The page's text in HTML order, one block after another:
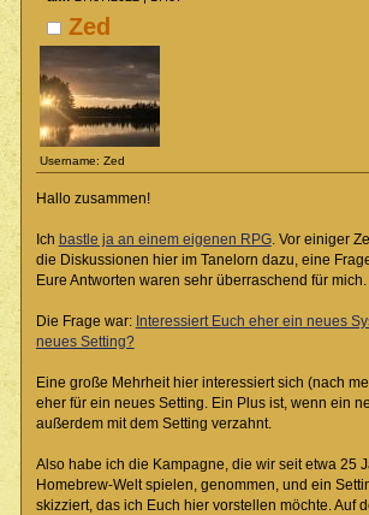
Zed
Username: Zed
Hallo zusammen!
Ich bastle ja an einem eigenen RPG. Vor einiger
die Diskussionen hier im Tanelorn dazu, eine
Eure Antworten waren sehr überraschend für mich.
Die Frage war: Interessiert Euch eher ein neues
neues Setting?
Eine große Mehrheit hier interessiert sich (nach
eher für ein neues Setting. Ein Plus ist, wenn ein
außerdem mit dem Setting verzahnt.
Also habe ich die Kampagne, die wir seit etwa 25
Homebrew-Welt spielen, genommen, und ein
skizziert, das ich Euch hier vorstellen möchte. Auf